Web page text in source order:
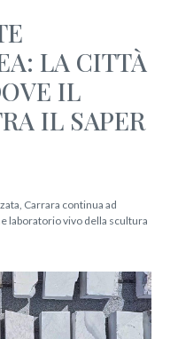
LA CITTÀ
IL
IL SAPER
Carrara continua ad
laboratorio vivo della scultura